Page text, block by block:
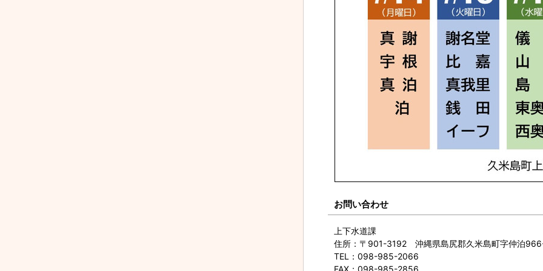
お問い合わせ
上下水道課
住所 ：〒901-3192 沖縄県島尻郡久米島町字仲泊
TEL
：098-985-2066
FAX ：098-985-2856